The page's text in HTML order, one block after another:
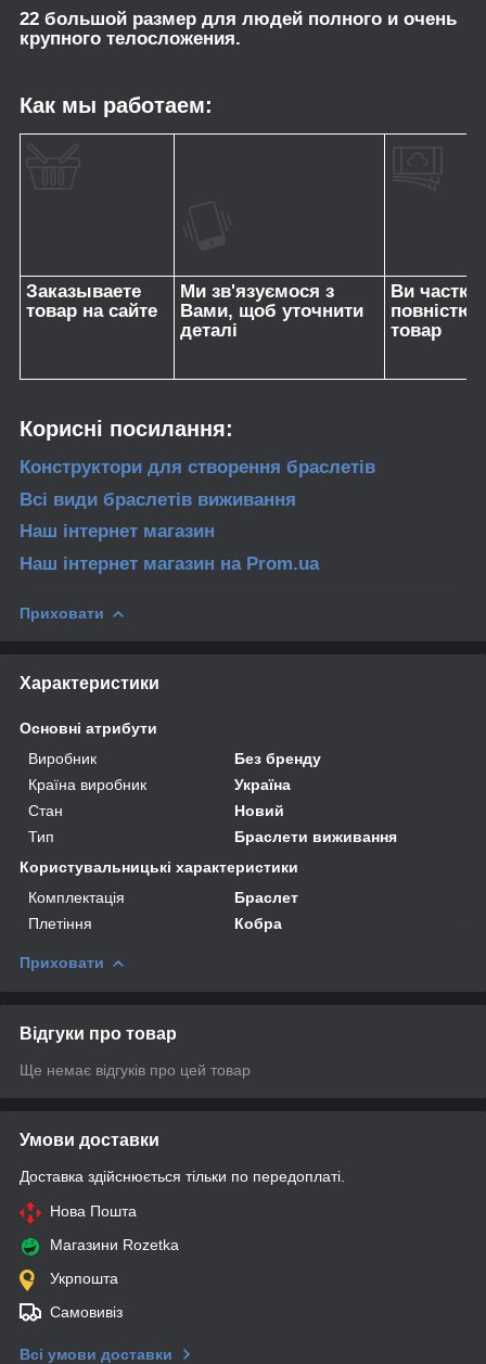
22 большой размер для людей полного и очень
крупного телосложения.
Как мы работаем:
Заказываете
товар на сайте
Ми зв'язуємося з
Вами, щоб уточнити
деталі
Ви
повністю
товар
Корисні посилання:
Конструктори для створення браслетів
Всі види браслетів виживання
Наш інтернет магазин
Наш інтернет магазин на Prom.ua
Приховати
Характеристики
Основні атрибути
Виробник
Без бренду
Країна виробник
Україна
Стан
Новий
Тип
Браслети виживання
Користувальницькі характеристики
Комплектація
Браслет
Плетіння
Кобра
Приховати
Відгуки про товар
Ще немає відгуків про цей товар
Умови доставки
Доставка здійснюється тільки по передоплаті.
Нова Пошта
Магазини Rozetka
Укрпошта
Самовивіз
Всі умови доставки